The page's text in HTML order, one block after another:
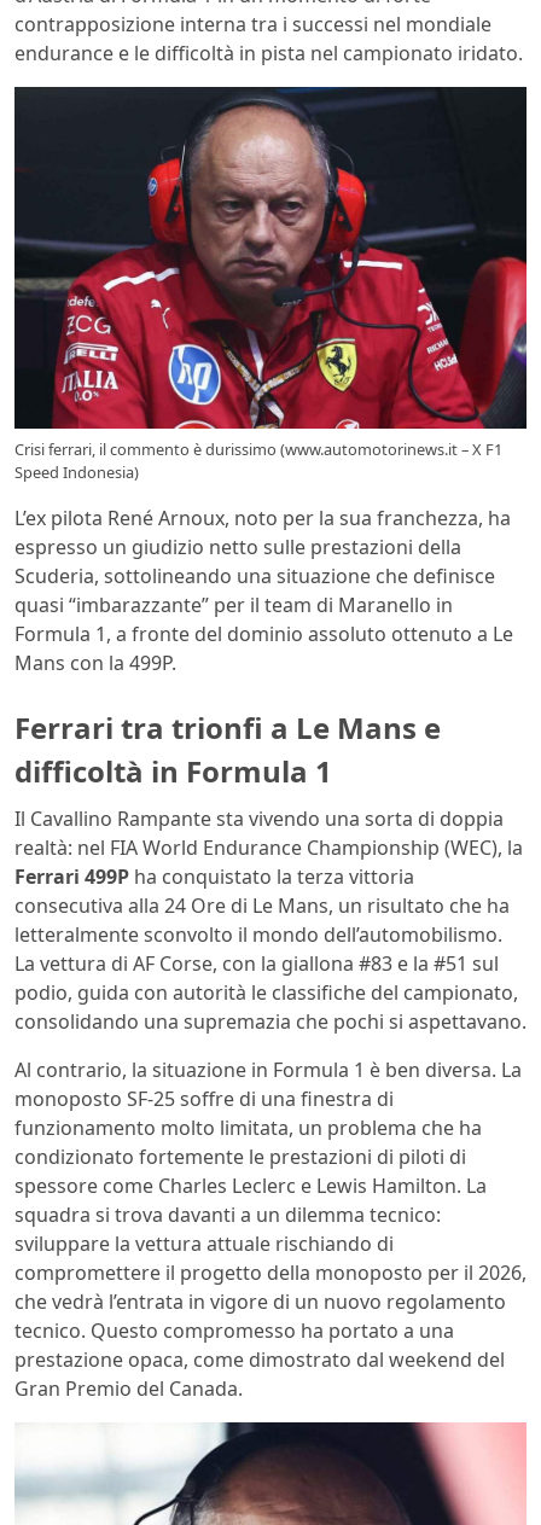
contrapposizione interna tra i successi nel mondiale
endurance e le difficoltà in pista nel campionato iridato.
Crisi ferrari, il commento è durissimo (www.automotorinews.it – X F1
Speed Indonesia)
L’ex pilota René Arnoux, noto per la sua franchezza, ha
espresso un giudizio netto sulle prestazioni della
Scuderia, sottolineando una situazione che definisce
quasi “imbarazzante” per il team di Maranello in
Formula 1, a fronte del dominio assoluto ottenuto a Le
Mans con la 499P.
Ferrari tra trionfi a Le Mans e
difficoltà in Formula 1
Il Cavallino Rampante sta vivendo una sorta di doppia
realtà: nel FIA World Endurance Championship (WEC), la
Ferrari 499P ha conquistato la terza vittoria
consecutiva alla 24 Ore di Le Mans, un risultato che ha
letteralmente sconvolto il mondo dell’automobilismo.
La vettura di AF Corse, con la giallona #83 e la #51 sul
podio, guida con autorità le classifiche del campionato,
consolidando una supremazia che pochi si aspettavano.
Al contrario, la situazione in Formula 1 è ben diversa. La
monoposto SF-25 soffre di una finestra di
funzionamento molto limitata, un problema che ha
condizionato fortemente le prestazioni di piloti di
spessore come Charles Leclerc e Lewis Hamilton. La
squadra si trova davanti a un dilemma tecnico:
sviluppare la vettura attuale rischiando di
compromettere il progetto della monoposto per il 2026,
che vedrà l’entrata in vigore di un nuovo regolamento
tecnico. Questo compromesso ha portato a una
prestazione opaca, come dimostrato dal weekend del
Gran Premio del Canada.